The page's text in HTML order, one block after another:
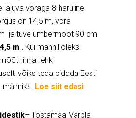
laiuva võraga 8-haruline
on 14,5 m, võra
ja tüve ümbermõõt 90 cm
4,5 m . Kui männil oleks
rinna- ehk
võiks teda pidada Eesti
männiks. Loe siit edasi
– Tõstamaa-Varbla